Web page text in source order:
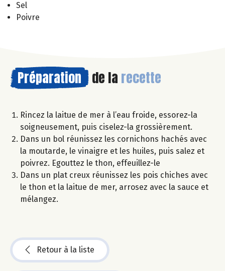
Sel
Poivre
Préparation de la recette
Rincez la laitue de mer à l’eau froide, essorez-la
soigneusement, puis ciselez-la grossièrement.
Dans un bol réunissez les cornichons hachés avec
la moutarde, le vinaigre et les huiles, puis salez et
poivrez. Egouttez le thon, effeuillez-le
Dans un plat creux réunissez les pois chiches avec
le thon et la laitue de mer, arrosez avec la sauce et
mélangez.
Retour à la liste